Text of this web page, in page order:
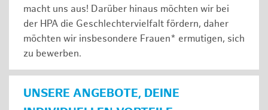
macht uns aus! Darüber hinaus möchten wir bei
der HPA die Geschlechtervielfalt fördern, daher
möchten wir insbesondere Frauen* ermutigen, sich
zu bewerben.
UNSERE ANGEBOTE, DEINE